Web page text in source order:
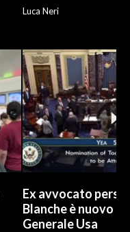
Luca Neri
Ex avvocato
Blanche è nuovo
Generale Usa